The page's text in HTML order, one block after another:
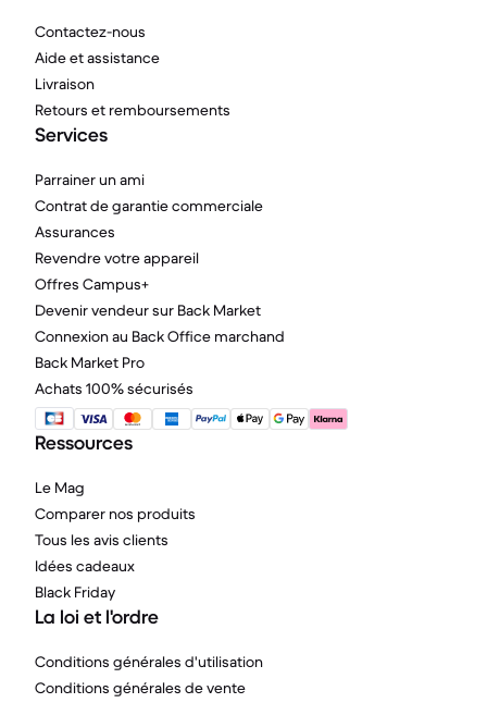
Contactez-nous
Aide et assistance
Livraison
Retours et remboursements
Services
Parrainer un ami
Contrat de garantie commerciale
Assurances
Revendre votre appareil
Offres Campus+
Devenir vendeur sur Back Market
Connexion au Back Office marchand
Back Market Pro
Achats 100% sécurisés
Ressources
Le Mag
Comparer nos produits
Tous les avis clients
Idées cadeaux
Black Friday
La loi et l'ordre
Conditions générales d'utilisation
Conditions générales de vente